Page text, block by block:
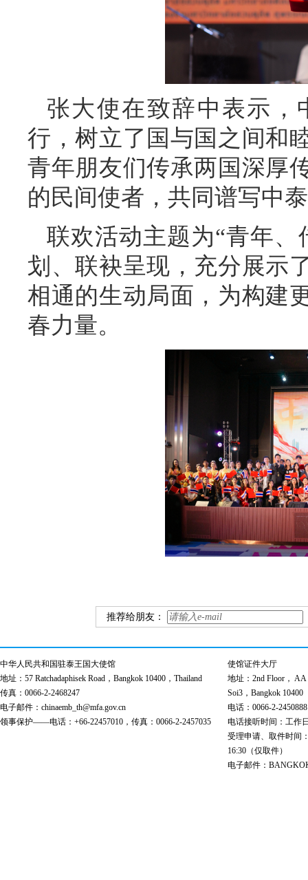
张大使在致辞中表示，
行，树立了国与国之间和
青年朋友们传承两国深厚
的民间使者，共同谱写中
联欢活动主题为“青年
划、联袂呈现，充分展示
相通的生动局面，为构建
春力量。
推荐给朋友：
中华人民共和国驻泰王国大使馆
地址：57 Ratchadaphisek Road，Bangkok 10400，Thailand
传真：0066-2-2468247
电子邮件：chinaemb_th@mfa.gov.cn
领事保护——电话：+66-22457010，传真：0066-2-2457035
使馆证件大厅
地址：2nd Floor， AA
Soi3，Bangkok 10400
电话：0066-2-
电话接听时间：工作
受理申请、取件时间
16:30（仅取件）
电子邮件：